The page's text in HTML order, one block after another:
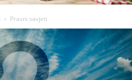
Pravni savjeti